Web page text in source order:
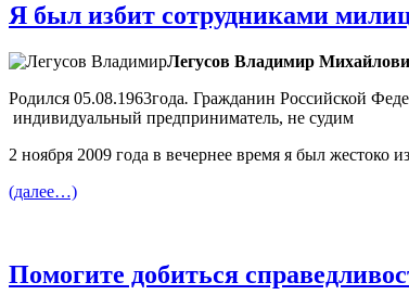
Я был избит сотрудниками
Легусов Владимир
Родился 05.08.1963года. Гражданин Российской
индивидуальный предприниматель, не судим
2 ноября 2009 года в вечернее время я был жестоко
(далее…)
Помогите добиться